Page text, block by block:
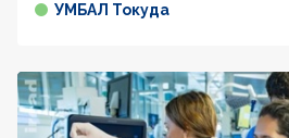
УМБАЛ Токуда